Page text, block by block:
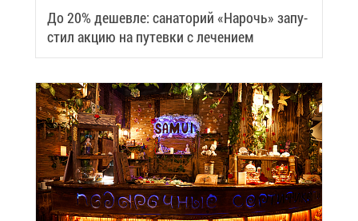
До 20% де­шев­ле: са­на­то­рий «На­рочь» за­пу­
стил ак­цию на пу­тев­ки с ле­че­ни­ем